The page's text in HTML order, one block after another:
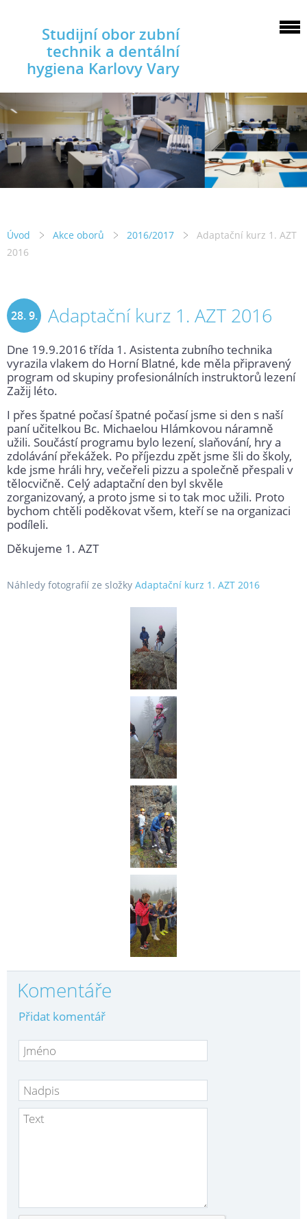
Studijní obor zubní
technik a dentální
hygiena Karlovy Vary
Úvod Akce oborů 2016/2017
Adaptační kurz 1. AZT
2016
28. 9.
2016
Adaptační kurz 1. AZT 2016
Dne 19.9.2016 třída 1. Asistenta zubního technika
vyrazila vlakem do Horní Blatné, kde měla připravený
program od skupiny profesionálních instruktorů lezení
Zažij léto.
I přes špatné počasí špatné počasí jsme si den s naší
paní učitelkou Bc. Michaelou Hlámkovou náramně
užili. Součástí programu bylo lezení, slaňování, hry a
zdolávání překážek. Po příjezdu zpět jsme šli do školy,
kde jsme hráli hry, večeřeli pizzu a společně přespali v
tělocvičně. Celý adaptační den byl skvěle
zorganizovaný, a proto jsme si to tak moc užili. Proto
bychom chtěli poděkovat všem, kteří se na organizaci
podíleli.
Děkujeme 1. AZT
Náhledy fotografií ze složky Adaptační kurz 1. AZT 2016
Komentáře
Přidat komentář